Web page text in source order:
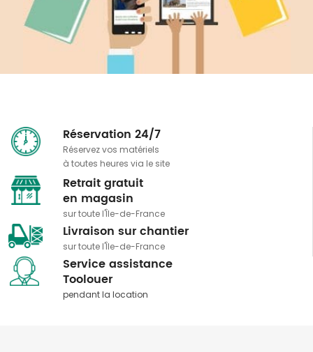
Réservation 24/7
Réservez vos matériels
à toutes heures via le site
Retrait gratuit
​​​​​​​en magasin
sur toute l'Île-de-France
Livraison sur chantier
sur toute l'Île-de-France
Service assistance
​​​​​​​Toolouer
pendant la location